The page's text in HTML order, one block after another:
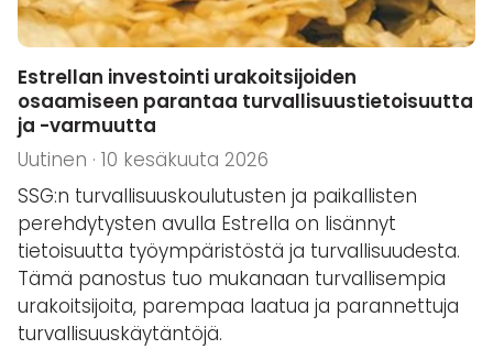
Estrellan investointi urakoitsijoiden
osaamiseen parantaa turvallisuustietoisuutta
ja -varmuutta
Uutinen · 10 kesäkuuta 2026
SSG:n turvallisuuskoulutusten ja paikallisten
perehdytysten avulla Estrella on lisännyt
tietoisuutta työympäristöstä ja turvallisuudesta.
Tämä panostus tuo mukanaan turvallisempia
urakoitsijoita, parempaa laatua ja parannettuja
turvallisuuskäytäntöjä.